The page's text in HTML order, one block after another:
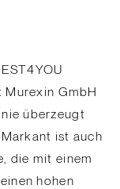
GmbH
überzeugt
ist auch
die mit einem
hohen